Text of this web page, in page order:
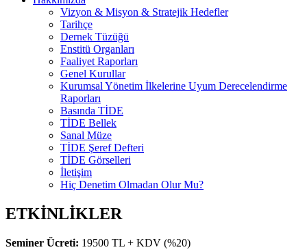
Vizyon & Misyon & Stratejik Hedefler
Tarihçe
Dernek Tüzüğü
Enstitü Organları
Faaliyet Raporları
Genel Kurullar
Kurumsal Yönetim İlkelerine Uyum Derecelendirme
Raporları
Basında TİDE
TİDE Bellek
Sanal Müze
TİDE Şeref Defteri
TİDE Görselleri
İletişim
Hiç Denetim Olmadan Olur Mu?
ETKİNLİKLER
Seminer Ücreti: 19500 TL + KDV (%20)